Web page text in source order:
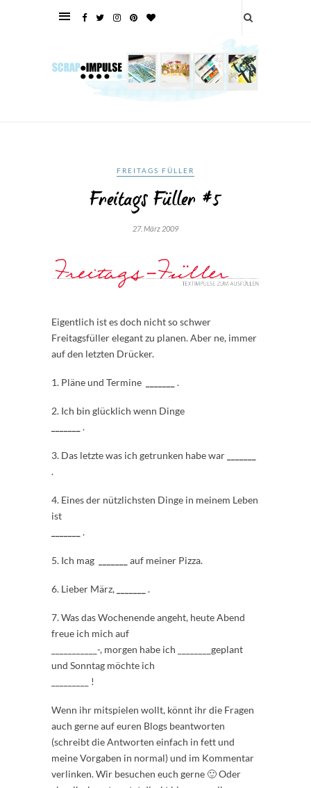
FREITAGS FÜLLER
Freitags Füller #5
27. März 2009
Eigentlich ist es doch nicht so schwer
Freitagsfüller elegant zu planen. Aber ne, immer
auf den letzten Drücker.
1. Pläne und Termine .
2. Ich bin glücklich wenn Dinge
.
3. Das letzte was ich getrunken habe war
.
4. Eines der nützlichsten Dinge in meinem Leben
ist
.
5. Ich mag auf meiner Pizza.
6. Lieber März, .
7. Was das Wochenende angeht, heute Abend
freue ich mich auf
___________-, morgen habe ich ________geplant
und Sonntag möchte ich
_________ !
Wenn ihr mitspielen wollt, könnt ihr die Fragen
auch gerne auf euren Blogs beantworten
(schreibt die Antworten einfach in fett und
meine Vorgaben in normal) und im Kommentar
verlinken. Wir besuchen euch gerne 🙂 Oder